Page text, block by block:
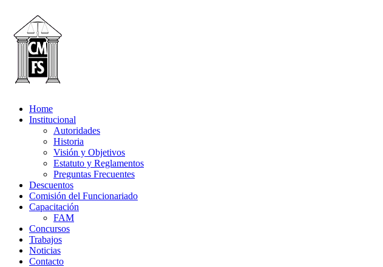
Home
Institucional
Autoridades
Historia
Visión y Objetivos
Estatuto y Reglamentos
Preguntas Frecuentes
Descuentos
Comisión del Funcionariado
Capacitación
FAM
Concursos
Trabajos
Noticias
Contacto